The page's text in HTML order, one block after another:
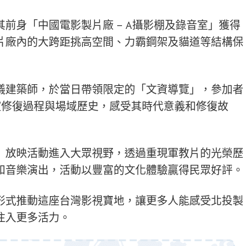
身「中國電影製片廠 – A攝影棚及錄音室」獲得
內的大跨距挑高空間、力霸鋼架及貓道等結構保
築師，於當日帶領限定的「文資導覽」，參加者
復過程與場域歷史，感受其時代意義和修復故
映活動進入大眾視野，透過重現軍教片的光榮歷
樂演出，活動以豐富的文化體驗贏得民眾好評。
推動這座台灣影視寶地，讓更多人能感受北投製
更多活力。